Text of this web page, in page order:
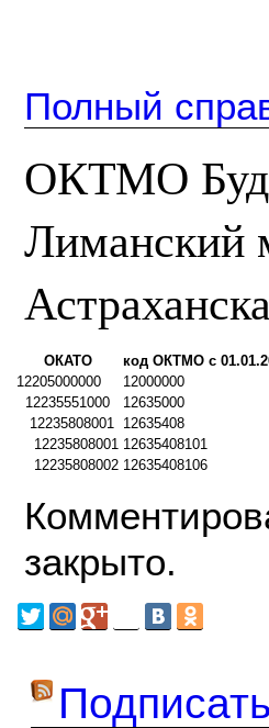
Полный
ОКТМО
Лиманский
ОКАТО
код ОКТМО с
12205000000
12000000
12235551000
12635000
12235808001 12635408
12235808001 12635408101
12235808002 12635408106
закрыто.